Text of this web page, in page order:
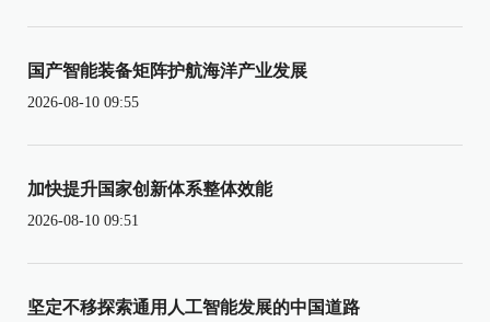
国产智能装备矩阵护航海洋产业发展
2026-08-10 09:55
加快提升国家创新体系整体效能
2026-08-10 09:51
坚定不移探索通用人工智能发展的中国道路